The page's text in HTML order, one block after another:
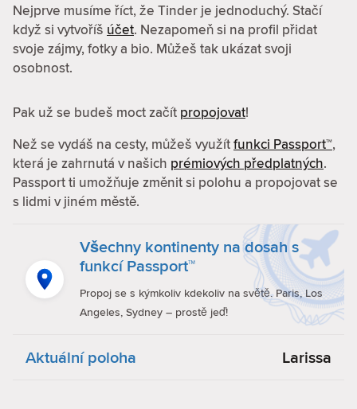
Nejprve musíme říct, že Tinder je jednoduchý. Stačí
když si vytvoříš účet. Nezapomeň si na profil přidat
svoje zájmy, fotky a bio. Můžeš tak ukázat svoji
osobnost.
Pak už se budeš moct začít propojovat!
Než se vydáš na cesty, můžeš využítfunkci Passport™,
která je zahrnutá v našich prémiových předplatných.
Passport ti umožňuje změnit si polohu a propojovat se
s lidmi v jiném městě.
Všechny kontinenty na dosah s
funkcí Passport™
Propoj se s kýmkoliv kdekoliv na světě. Paris, Los
Angeles, Sydney – prostě jeď!
Aktuální poloha Larissa